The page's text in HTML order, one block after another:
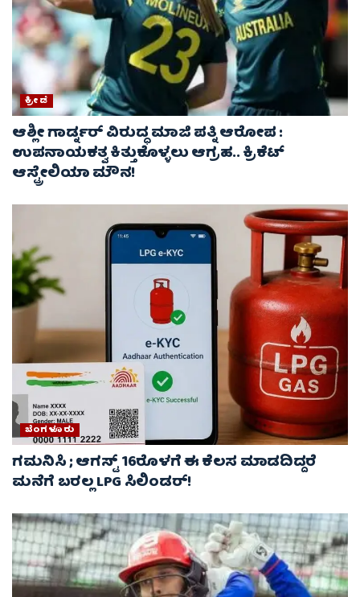
ಕ್ರೀಡೆ
ಆಶ್ಲೀ ಗಾರ್ಡ್ನರ್ ವಿರುದ್ಧ ಮಾಜಿ ಪತ್ನಿ ಆರೋಪ :
ಉಪನಾಯಕತ್ವ ಕಿತ್ತುಕೊಳ್ಳಲು ಆಗ್ರಹ.. ಕ್ರಿಕೆಟ್
ಆಸ್ಟ್ರೇಲಿಯಾ ಮೌನ!
ಬೆಂಗಳೂರು
ಗಮನಿಸಿ ; ಆಗಸ್ಟ್ 16ರೊಳಗೆ ಈ ಕೆಲಸ ಮಾಡದಿದ್ದರೆ
ಮನೆಗೆ ಬರಲ್ಲ LPG ಸಿಲಿಂಡರ್!